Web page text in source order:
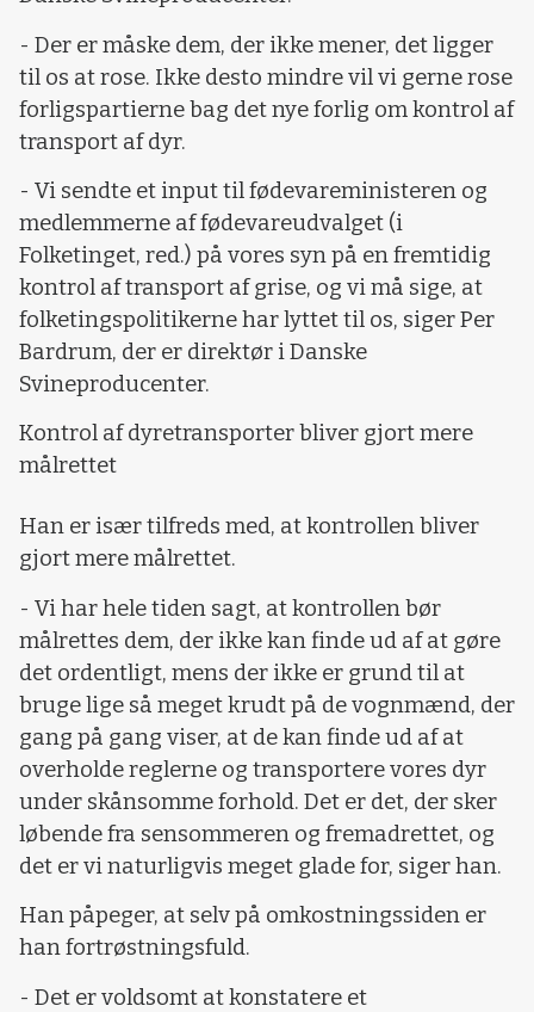
- Der er måske dem, der ikke mener, det ligger
til os at rose. Ikke desto mindre vil vi gerne rose
forligspartierne bag det nye forlig om kontrol af
transport af dyr.
- Vi sendte et input til fødevareministeren og
medlemmerne af fødevareudvalget (i
Folketinget, red.) på vores syn på en fremtidig
kontrol af transport af grise, og vi må sige, at
folketingspolitikerne har lyttet til os, siger Per
Bardrum, der er direktør i Danske
Svineproducenter.
Kontrol af dyretransporter bliver gjort mere
målrettet
Han er især tilfreds med, at kontrollen bliver
gjort mere målrettet.
- Vi har hele tiden sagt, at kontrollen bør
målrettes dem, der ikke kan finde ud af at gøre
det ordentligt, mens der ikke er grund til at
bruge lige så meget krudt på de vognmænd, der
gang på gang viser, at de kan finde ud af at
overholde reglerne og transportere vores dyr
under skånsomme forhold. Det er det, der sker
løbende fra sensommeren og fremadrettet, og
det er vi naturligvis meget glade for, siger han.
Han påpeger, at selv på omkostningssiden er
han fortrøstningsfuld.
- Det er voldsomt at konstatere et